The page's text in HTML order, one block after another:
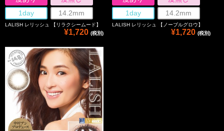
1day
14.2mm
LALISH レリッシュ 【リラクシームード】
¥1,720 (税別)
1day
14.2mm
LALISH レリッシュ 【ノーブルグロウ】
¥1,720 (税別)